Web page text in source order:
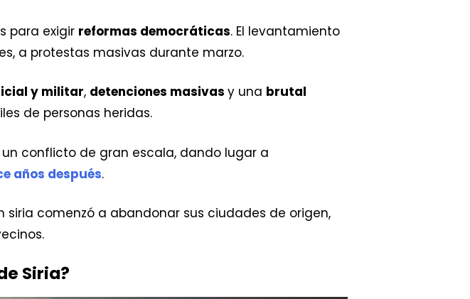
para exigir reformas democráticas. El levantamiento
a protestas masivas durante marzo.
y militar, detenciones masivas y una brutal
de personas heridas.
conflicto de gran escala, dando lugar a
años después.
comenzó a abandonar sus ciudades de origen,
Siria?